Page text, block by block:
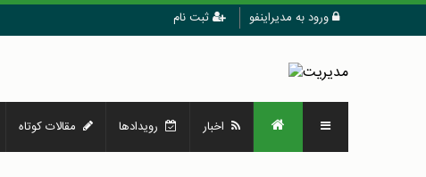
ورود به مدیراینفو ثبت نام
اخبار رویدادها مقالات کوتاه